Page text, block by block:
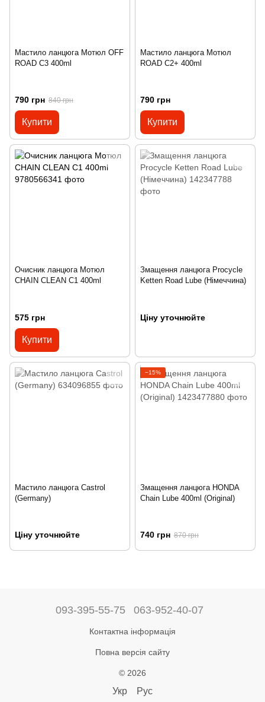
Мастило ланцюга Мотюл OFF
ROAD C3 400ml
790 грн 840 грн
Купити
Мастило ланцюга Мотюл
ROAD C2+ 400ml
790 грн
Купити
Очисник ланцюга Мотюл
CHAIN CLEAN C1 400ml
575 грн
Купити
Змащення ланцюга Procycle
Ketten Road Lube (Німеччина)
Ціну уточнюйте
Мастило ланцюга Castrol
(Germany)
Ціну уточнюйте
−15%
Змащення ланцюга HONDA
Chain Lube 400ml (Original)
740 грн 870 грн
093-395-55-75 063-952-40-07
Контактна інформація
Повна версія сайту
© 2026
Укр Рус